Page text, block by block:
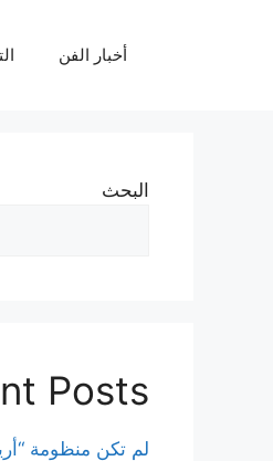
أخبار الفن
البحث
Posts
لم تكن منظومة